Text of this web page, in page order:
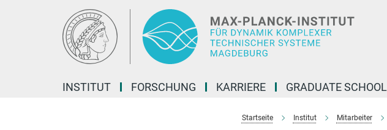
INSTITUT FORSCHUNG KARRIERE GRADUATE SCHOOL
Startseite Institut Mitarbeiter